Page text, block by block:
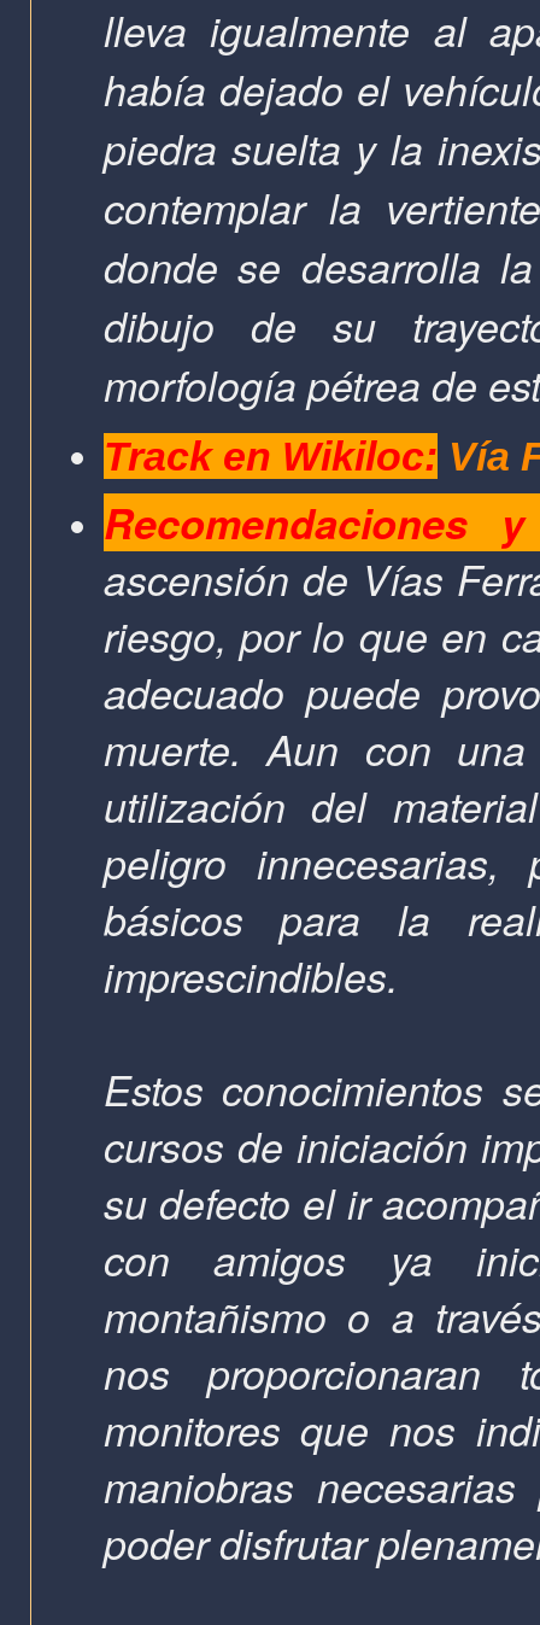
lleva igualmente al
había dejado el
piedra suelta y la
contemplar la
donde se desarrolla
dibujo de su
morfología pétrea de
Track en Wikiloc: Vía
Recomendaciones
ascensión de Vías
riesgo, por lo que en
adecuado puede
muerte. Aun con
utilización del
peligro
básicos para la
imprescindibles.
Estos conocimientos
cursos de iniciación
su defecto el ir
con amigos ya
montañismo o a
nos proporcionaran
monitores que nos
maniobras
poder disfrutar